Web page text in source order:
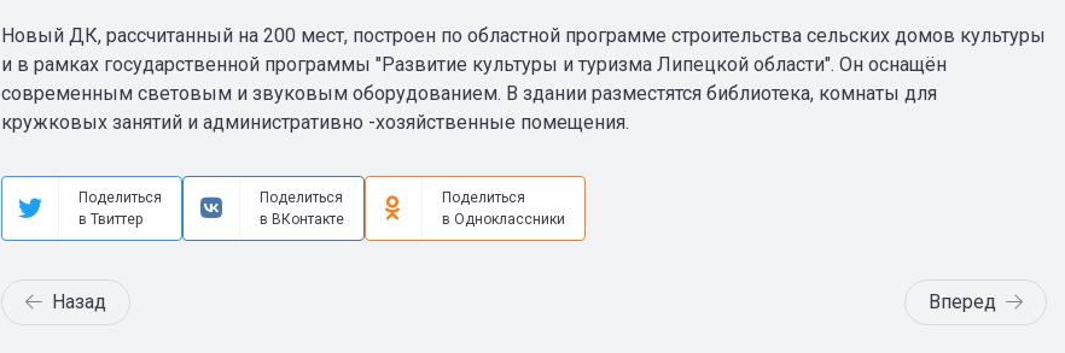
Новый ДК, рассчитанный на 200 мест, построен по областной программе строительства сельских домов культуры
и в рамках государственной программы "Развитие культуры и туризма Липецкой области". Он оснащён
современным световым и звуковым оборудованием. В здании разместятся библиотека, комнаты для
кружковых занятий и административно -хозяйственные помещения.
Поделиться
в Твиттер
Поделиться
в ВКонтакте
Поделиться
в Одноклассники
Назад Вперед